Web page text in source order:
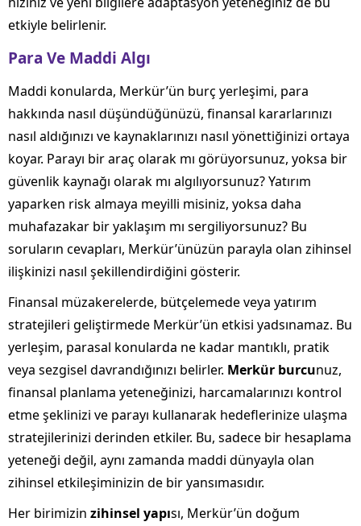
etkiyle belirlenir.
Para Ve Maddi Algı
Maddi konularda, Merkür’ün burç yerleşimi, para
hakkında nasıl düşündüğünüzü, finansal kararlarınızı
nasıl aldığınızı ve kaynaklarınızı nasıl yönettiğinizi ortaya
koyar. Parayı bir araç olarak mı görüyorsunuz, yoksa bir
güvenlik kaynağı olarak mı algılıyorsunuz? Yatırım
yaparken risk almaya meyilli misiniz, yoksa daha
muhafazakar bir yaklaşım mı sergiliyorsunuz? Bu
soruların cevapları, Merkür’ünüzün parayla olan zihinsel
ilişkinizi nasıl şekillendirdiğini gösterir.
Finansal müzakerelerde, bütçelemede veya yatırım
stratejileri geliştirmede Merkür’ün etkisi yadsınamaz. Bu
yerleşim, parasal konularda ne kadar mantıklı, pratik
veya sezgisel davrandığınızı belirler. Merkür burcunuz,
finansal planlama yeteneğinizi, harcamalarınızı kontrol
etme şeklinizi ve parayı kullanarak hedeflerinize ulaşma
stratejilerinizi derinden etkiler. Bu, sadece bir hesaplama
yeteneği değil, aynı zamanda maddi dünyayla olan
zihinsel etkileşiminizin de bir yansımasıdır.
Her birimizin zihinsel yapısı, Merkür’ün doğum